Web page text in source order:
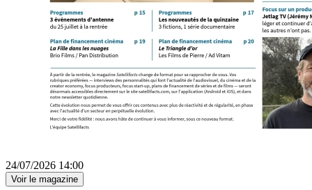
24/07/2026 14:00
Voir le magazine